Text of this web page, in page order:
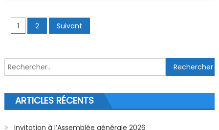
Navigation des articles
1 2 Suivant
Rechercher :
ARTICLES RÉCENTS
Invitation à l’Assemblée générale 2026